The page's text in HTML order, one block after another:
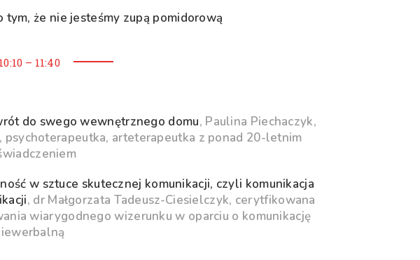
tym, że nie jesteśmy zupą pomidorową
10:10 – 11:40
do swego wewnętrznego domu, Paulina Piechaczyk,
arteterapeutka z ponad 20-letnim
w sztuce skutecznej komunikacji, czyli komunikacja
, dr Małgorzata Tadeusz-Ciesielczyk, cerytfikowana
wiarygodnego wizerunku w oparciu o komunikację